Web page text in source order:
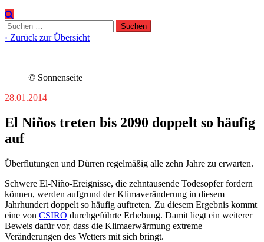
Suchen
nach:
‹ Zurück zur Übersicht
© Sonnenseite
28.01.2014
El Niños treten bis 2090 doppelt so häufig
auf
Überflutungen und Dürren regelmäßig alle zehn Jahre zu erwarten.
Schwere El-Niño-Ereignisse, die zehntausende Todesopfer fordern
können, werden aufgrund der Klimaveränderung in diesem
Jahrhundert doppelt so häufig auftreten. Zu diesem Ergebnis kommt
eine von CSIRO durchgeführte Erhebung. Damit liegt ein weiterer
Beweis dafür vor, dass die Klimaerwärmung extreme
Veränderungen des Wetters mit sich bringt.